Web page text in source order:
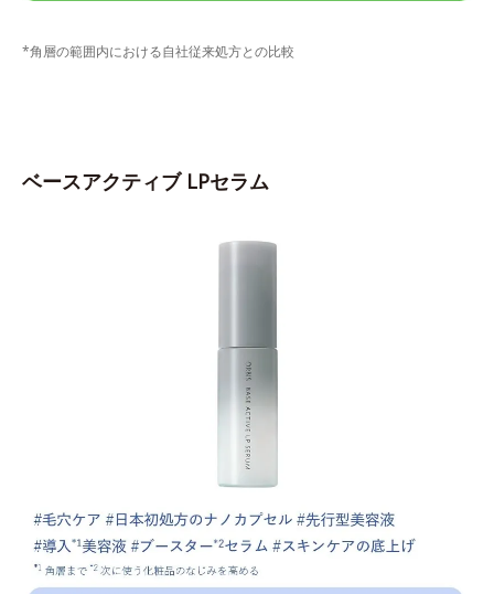
*角層の範囲内における自社従来処方との比較
ベースアクティブ LPセラム